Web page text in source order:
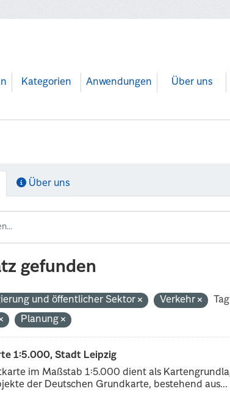
Kategorien Anwendungen Über uns
Über uns
gefunden
und öffentlicher Sektor Verkehr
Planung
1:5.000, Stadt Leipzig
im Maßstab 1:5.000 dient als
der Deutschen Grundkarte, bestehend aus...